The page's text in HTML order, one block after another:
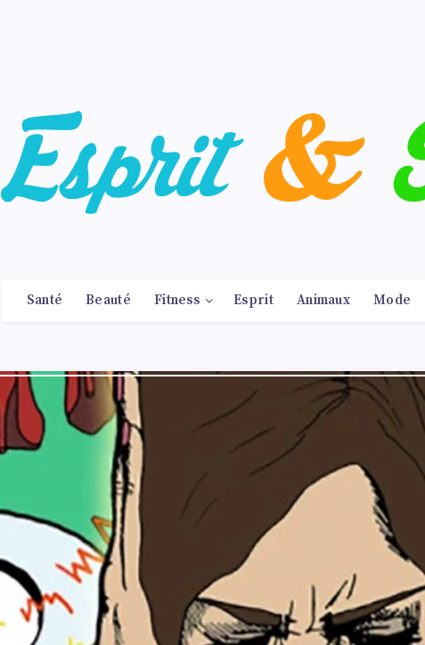
Santé Beauté Fitness Esprit Animaux Mode